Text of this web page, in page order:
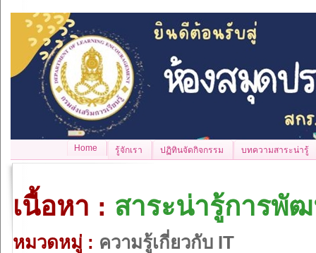
Home รู้จักเรา ปฏิทินจัดกิจกรรม บทความสาระน่ารู้
เนื้อหา : สาระน่ารู้การพั
หมวดหมู่ : ความรู้เกี่ยวกับ IT